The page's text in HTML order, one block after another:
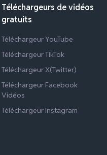
Téléchargeurs de vidéos
gratuits
Téléchargeur YouTube
Téléchargeur TikTok
Téléchargeur X(Twitter)
Téléchargeur Facebook
Vidéos
Téléchargeur Instagram